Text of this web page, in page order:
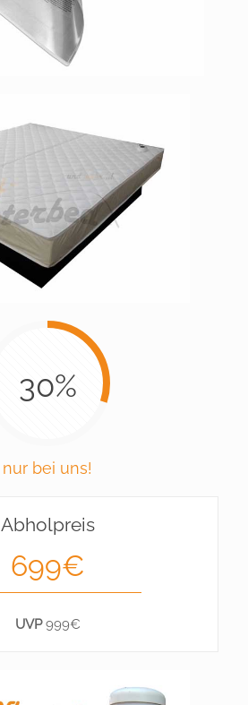
30%
nur bei uns!
Abholpreis
699€
UVP999€